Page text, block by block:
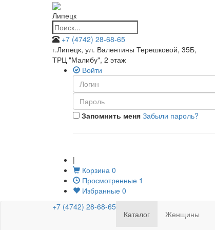
Липецк
+7 (4742) 28-68-65
г.Липецк, ул. Валентины Терешковой, 35Б,
ТРЦ "Малибу", 2 этаж
Войти
Запомнить меня Забыли пароль?
|
Корзина 0
Просмотренные 1
Избранные 0
+7 (4742) 28-68-65
Каталог Женщины